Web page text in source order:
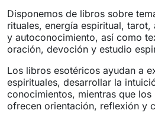
Disponemos de libros sobre
rituales, energía espiritual,
y autoconocimiento, así como
oración, devoción y estudio
Los libros esotéricos ayudan a
espirituales, desarrollar la
conocimientos, mientras que
ofrecen orientación, reflexión y